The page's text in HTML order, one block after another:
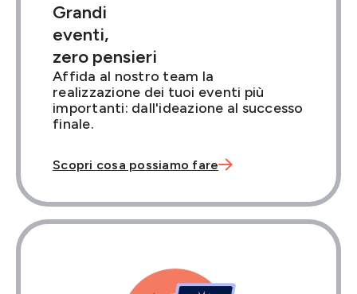
Grandi
eventi,
zero pensieri
Affida al nostro team la
realizzazione dei tuoi eventi più
importanti: dall'ideazione al successo
finale.
Scopri cosa possiamo fare